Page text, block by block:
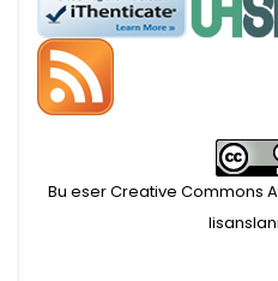
Öndenetimden geçen
makaleler için, 100 Avro
Makale İşletim Ücreti (APC)
alınmaktadır.
Bu eser Creative Commons